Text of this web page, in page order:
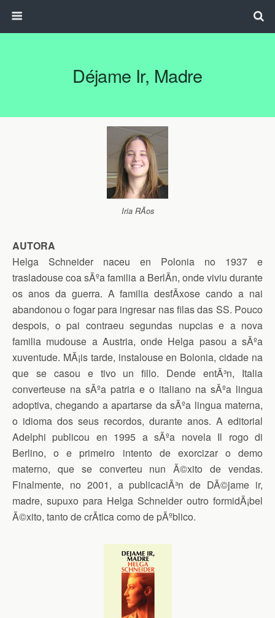
Déjame Ir, Madre
Iria RÃ­os
AUTORA
Helga Schneider naceu en Polonia no 1937 e
trasladouse coa sÃºa familia a BerlÃ­n, onde viviu durante
os anos da guerra. A familia desfÃ­xose cando a nai
abandonou o fogar para ingresar nas filas das SS. Pouco
despois, o pai contraeu segundas nupcias e a nova
familia mudouse a Austria, onde Helga pasou a sÃºa
xuventude. MÃ¡is tarde, instalouse en Bolonia, cidade na
que se casou e tivo un fillo. Dende entÃ³n, Italia
converteuse na sÃºa patria e o italiano na sÃºa lingua
adoptiva, chegando a apartarse da sÃºa lingua materna,
o idioma dos seus recordos, durante anos. A editorial
Adelphi publicou en 1995 a sÃºa novela Il rogo di
Berlino, o e primeiro intento de exorcizar o demo
materno, que se converteu nun Ã©xito de vendas.
Finalmente, no 2001, a publicaciÃ³n de DÃ©jame ir,
madre, supuxo para Helga Schneider outro formidÃ¡bel
Ã©xito, tanto de crÃ­tica como de pÃºblico.